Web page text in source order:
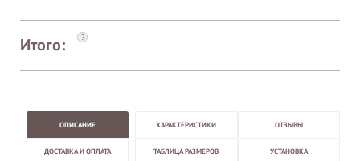
Итого: ?
ОПИСАНИЕ ХАРАКТЕРИСТИКИ ОТЗЫВЫ
ДОСТАВКА И ОПЛАТА ТАБЛИЦА РАЗМЕРОВ УСТАНОВКА